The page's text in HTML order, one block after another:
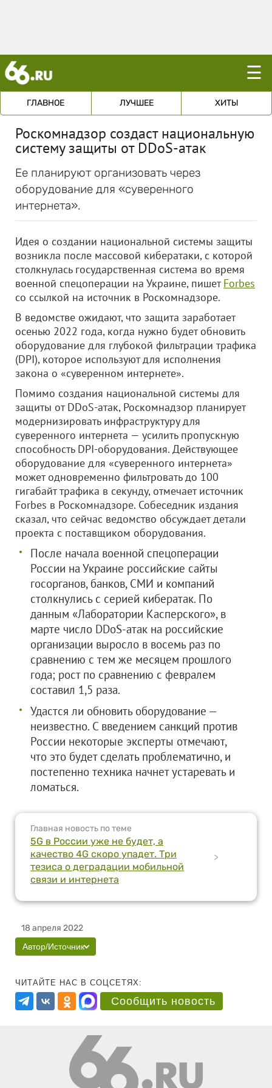
☰
ГЛАВНОЕ ЛУЧШЕЕ ХИТЫ
Роскомнадзор создаст национальную
систему защиты от DDoS-атак
Ее планируют организовать через
оборудование для «суверенного
интернета».
Идея о создании национальной системы защиты
возникла после массовой кибератаки, с которой
столкнулась государственная система во время
военной спецоперации на Украине, пишетForbes
со ссылкой на источник в Роскомнадзоре.
В ведомстве ожидают, что защита заработает
осенью 2022 года, когда нужно будет обновить
оборудование для глубокой фильтрации трафика
(DPI), которое используют для исполнения
закона о «суверенном интернете».
Помимо создания национальной системы для
защиты от DDoS-атак, Роскомнадзор планирует
модернизировать инфраструктуру для
суверенного интернета — усилить пропускную
способность DPI-оборудования. Действующее
оборудование для «суверенного интернета»
может одновременно фильтровать до 100
гигабайт трафика в секунду, отмечает источник
Forbes в Роскомнадзоре. Собеседник издания
сказал, что сейчас ведомство обсуждает детали
проекта с поставщиком оборудования.
После начала военной спецоперации
России на Украине российские сайты
госорганов, банков, СМИ и компаний
столкнулись с серией кибератак. По
данным «Лаборатории Касперского», в
марте число DDoS-атак на российские
организации выросло в восемь раз по
сравнению с тем же месяцем прошлого
года; рост по сравнению с февралем
составил 1,5 раза.
Удастся ли обновить оборудование —
неизвестно. С введением санкций против
России некоторые эксперты отмечают,
что это будет сделать проблематично, и
постепенно техника начнет устаревать и
ломаться.
Главная новость по теме
5G в России уже не будет, а
качество 4G скоро упадет. Три
тезиса о деградации мобильной
связи и интернета
>
18 апреля 2022
Автор/Источник
ЧИТАЙТЕ НАС В СОЦСЕТЯХ:
Сообщить новость